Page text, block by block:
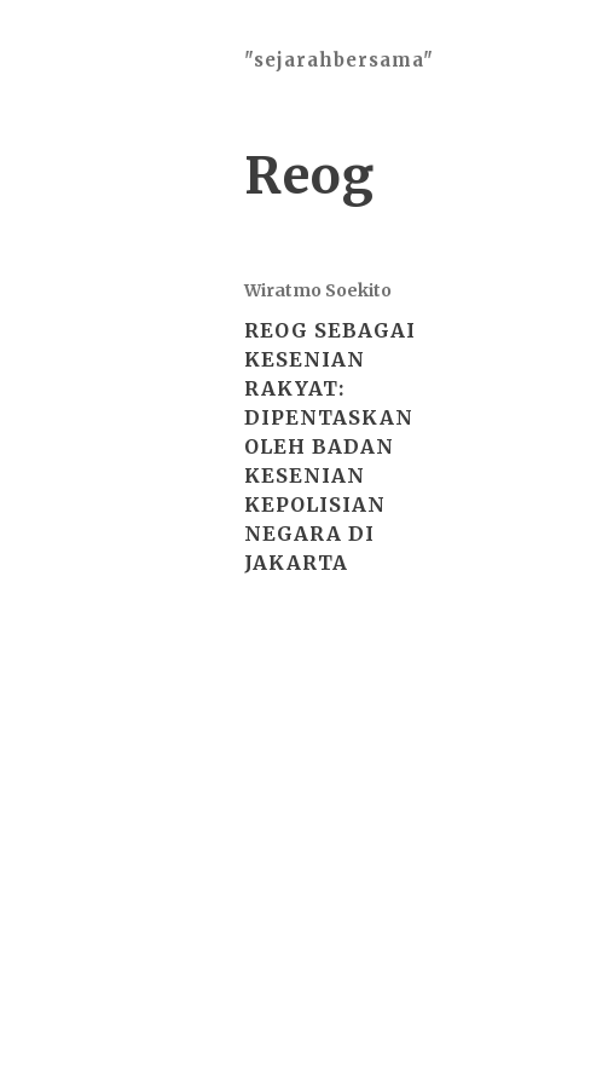
"sejarahbersama"
Reog
Wiratmo Soekito
REOG SEBAGAI
KESENIAN
RAKYAT:
DIPENTASKAN
OLEH BADAN
KESENIAN
KEPOLISIAN
NEGARA DI
JAKARTA